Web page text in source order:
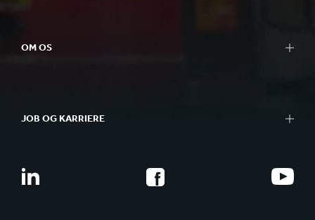
OM OS
JOB OG KARRIERE